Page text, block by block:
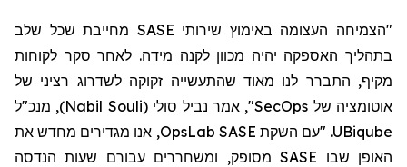
"הצמיחה העצומה באימוץ שירותי SASE מחייבת שכל שלב
בתהליך האספקה יהיה מכוון לקנה מידה. לאחר סקר לקוחות
מקיף, התברר לנו מאוד שהתעשייה זקוקה לשדרוג רציני של
אוטומציה של SecOps", אמר נביל סולי (
Nabil Souli
), מנכ"ל
UBiqube. "עם השקת SASE OpsLab, אנו מגדירים מחדש את
האופן שבו SASE מסופק, ומשחררים עבורם שעות הנדסה